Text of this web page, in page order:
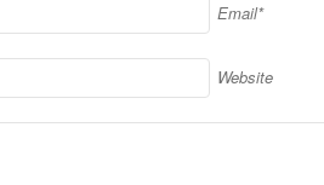
Email*
Website